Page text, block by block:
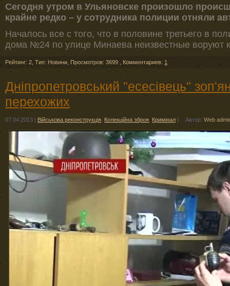
Сегодня утром в Ульяновске произошло
крайне редко – у сотрудника полиции отняли
Началось все с того, что в половине третьего в
дома №24 по улице Минаева неизвестные воруют
Рейтинг: 2 Тип: Новини Просмотров: 3699 Комментариев: 1
Дніпропетровський "есесівець"
перехожих
07.04.2013 | Військова реконструкція Колекційна зброя Кримінал | Автор: Web